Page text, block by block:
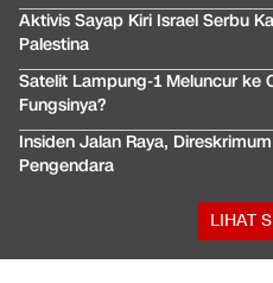
Aktivis Sayap Kiri Israel Serbu
Palestina
Satelit Lampung-1 Meluncur ke
Fungsinya?
Insiden Jalan Raya,
Pengendara
LIHAT